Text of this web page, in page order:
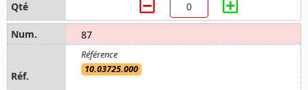
87
10.03725.000